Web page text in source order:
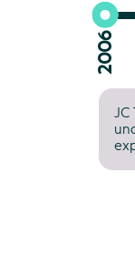
2006
JC